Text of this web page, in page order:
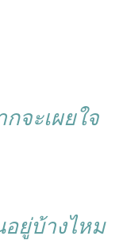
จะเผยใจ
ยู่บ้างไหม